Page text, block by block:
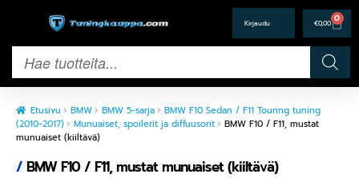
€0,00 0
Etusivu BMW BMW 5-sarja
BMW F10 Sedan / F11 Touring tuning
(2010-2017)
Munuaiset, spoilerit ja diffuusorit
BMW F10 / F11, mustat
munuaiset (kiiltävä)
/BMW F10 / F11, mustat munuaiset (kiiltävä)